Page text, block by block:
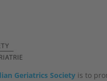
Geriatrics Society is to